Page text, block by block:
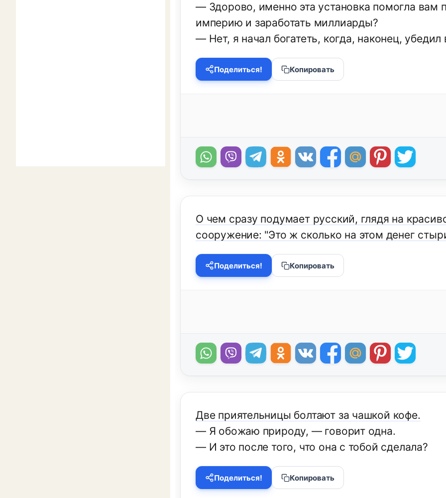
— Здорово, именно эта установка помогла вам
империю и заработать миллиарды?
— Нет, я начал богатеть, когда, наконец,
Поделиться! Копировать
О чем сразу подумает русский, глядя на
сооружение: "Это ж сколько на этом денег
Поделиться! Копировать
Две приятельницы болтают за чашкой кофе.
— Я обожаю природу, — говорит одна.
— И это после того, что она с тобой сделала?
Поделиться! Копировать